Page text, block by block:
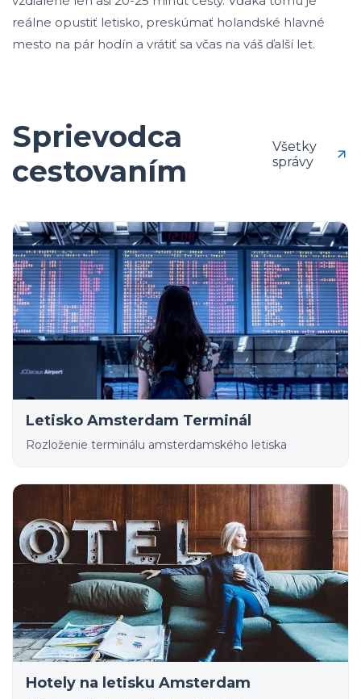
reálne opustiť letisko, preskúmať holandské hlavné
mesto na pár hodín a vrátiť sa včas na váš ďalší let.
Sprievodca
cestovaním
Všetky
správy
Letisko Amsterdam Terminál
Rozloženie terminálu amsterdamského letiska
Hotely na letisku Amsterdam